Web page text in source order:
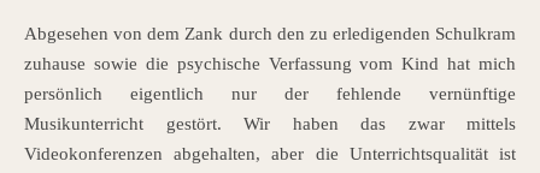
Abgesehen von dem Zank durch den zu erledigenden Schulkram
zuhause sowie die psychische Verfassung vom Kind hat mich
persönlich eigentlich nur der fehlende vernünftige
Musikunterricht gestört. Wir haben das zwar mittels
Videokonferenzen abgehalten, aber die Unterrichtsqualität ist